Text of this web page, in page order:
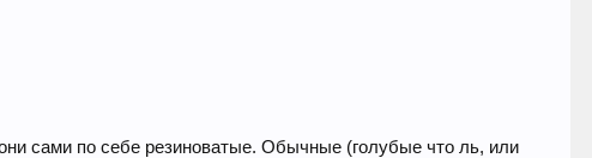
сами по себе резиноватые. Обычные (голубые что ль, или